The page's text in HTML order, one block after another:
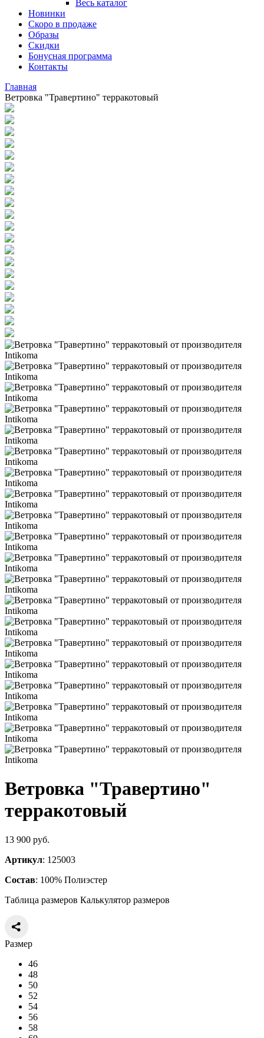
Весь каталог
Новинки
Скоро в продаже
Образы
Скидки
Бонусная программа
Контакты
Главная
Ветровка "Травертино" терракотовый
Ветровка "Травертино"
терракотовый
13 900 руб.
Артикул: 125003
Состав: 100% Полиэстер
Таблица размеров Калькулятор размеров
Размер
46
48
50
52
54
56
58